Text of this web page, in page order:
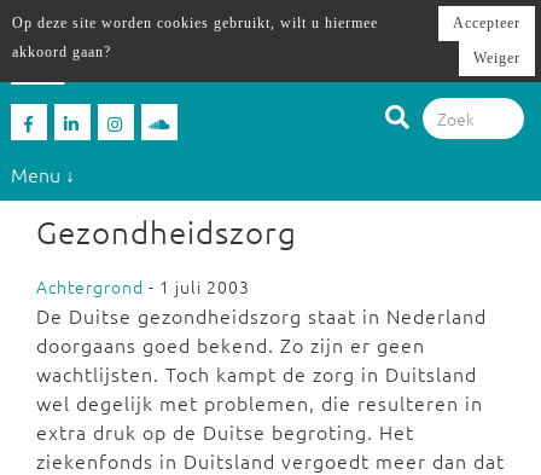
Menu ↓
Gezondheidszorg
Achtergrond - 1 juli 2003
De Duitse gezondheidszorg staat in Nederland
doorgaans goed bekend. Zo zijn er geen
wachtlijsten. Toch kampt de zorg in Duitsland
wel degelijk met problemen, die resulteren in
extra druk op de Duitse begroting. Het
ziekenfonds in Duitsland vergoedt meer dan dat
Op deze site worden cookies gebruikt, wilt u hiermee
akkoord gaan?
Accepteer
Weiger